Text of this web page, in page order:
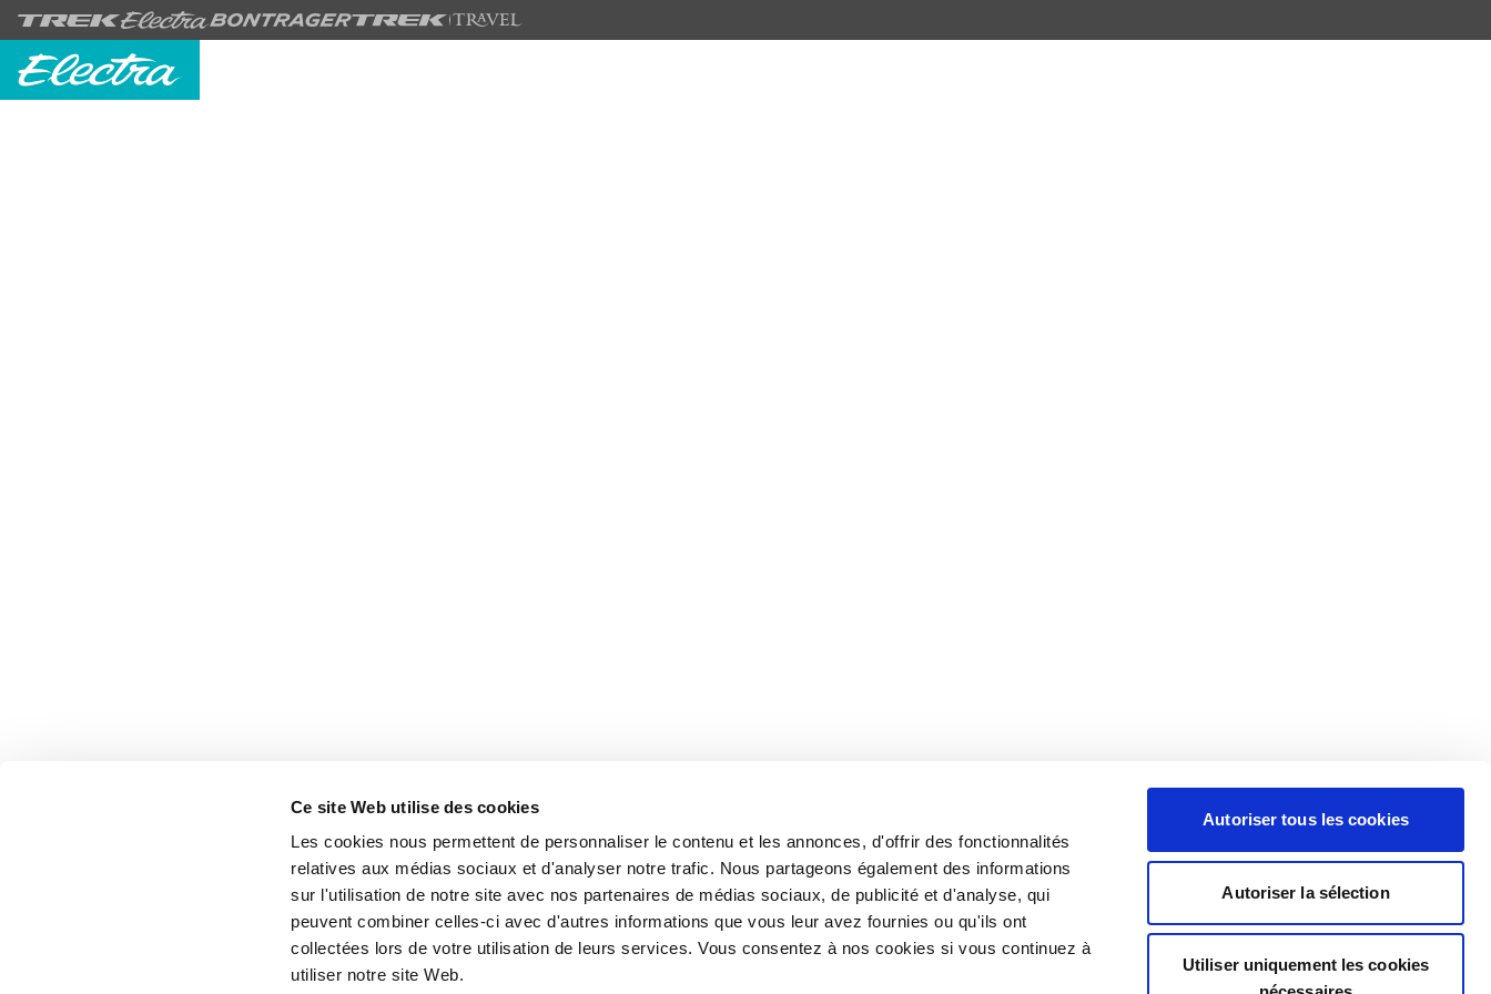
Ce site Web utilise des cookies
Les cookies nous permettent de personnaliser le contenu et les annonces, d'offrir des fonctionnalités
relatives aux médias sociaux et d'analyser notre trafic. Nous partageons également des informations
sur l'utilisation de notre site avec nos partenaires de médias sociaux, de publicité et d'analyse, qui
peuvent combiner celles-ci avec d'autres informations que vous leur avez fournies ou qu'ils ont
collectées lors de votre utilisation de leurs services. Vous consentez à nos cookies si vous continuez à
utiliser notre site Web.
Autoriser tous les cookies
Autoriser la sélection
Utiliser uniquement les cookies